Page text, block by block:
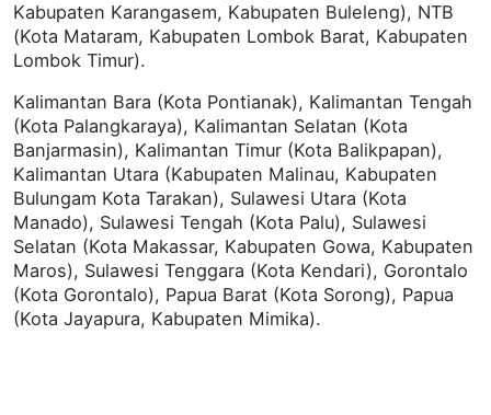
Kabupaten Karangasem, Kabupaten Buleleng), NTB
(Kota Mataram, Kabupaten Lombok Barat, Kabupaten
Lombok Timur).
Kalimantan Bara (Kota Pontianak), Kalimantan Tengah
(Kota Palangkaraya), Kalimantan Selatan (Kota
Banjarmasin), Kalimantan Timur (Kota Balikpapan),
Kalimantan Utara (Kabupaten Malinau, Kabupaten
Bulungam Kota Tarakan), Sulawesi Utara (Kota
Manado), Sulawesi Tengah (Kota Palu), Sulawesi
Selatan (Kota Makassar, Kabupaten Gowa, Kabupaten
Maros), Sulawesi Tenggara (Kota Kendari), Gorontalo
(Kota Gorontalo), Papua Barat (Kota Sorong), Papua
(Kota Jayapura, Kabupaten Mimika).